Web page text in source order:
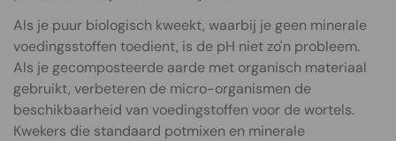
Als je puur biologisch kweekt, waarbij je geen minerale
voedingsstoffen toedient, is de pH niet zo'n probleem.
Als je gecomposteerde aarde met organisch materiaal
gebruikt, verbeteren de micro-organismen de
beschikbaarheid van voedingstoffen voor de wortels.
Kwekers die standaard potmixen en minerale